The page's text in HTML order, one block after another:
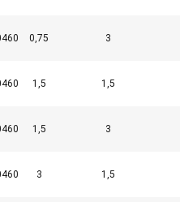
0,75 3
1,5 1,5
1,5 3
3 1,5
Ce site Web
partageons
publicité et
nécessaires